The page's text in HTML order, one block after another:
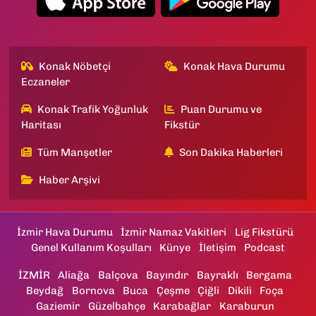
Konak Nöbetçi
Eczaneler
Konak Hava Durumu
Konak Trafik Yoğunluk
Haritası
Puan Durumu ve
Fikstür
Tüm Manşetler Son Dakika Haberleri
Haber Arşivi
İzmir Hava Durumu İzmir Namaz Vakitleri
Lig Fikstürü
Genel Kullanım Koşulları
Künye İletişim Podcast
İZMİR Aliağa Balçova Bayındır Bayraklı
Bergama
Beydağ
Bornova Buca Çeşme Çiğli Dikili
Foça
Gaziemir
Güzelbahçe Karabağlar
Karaburun